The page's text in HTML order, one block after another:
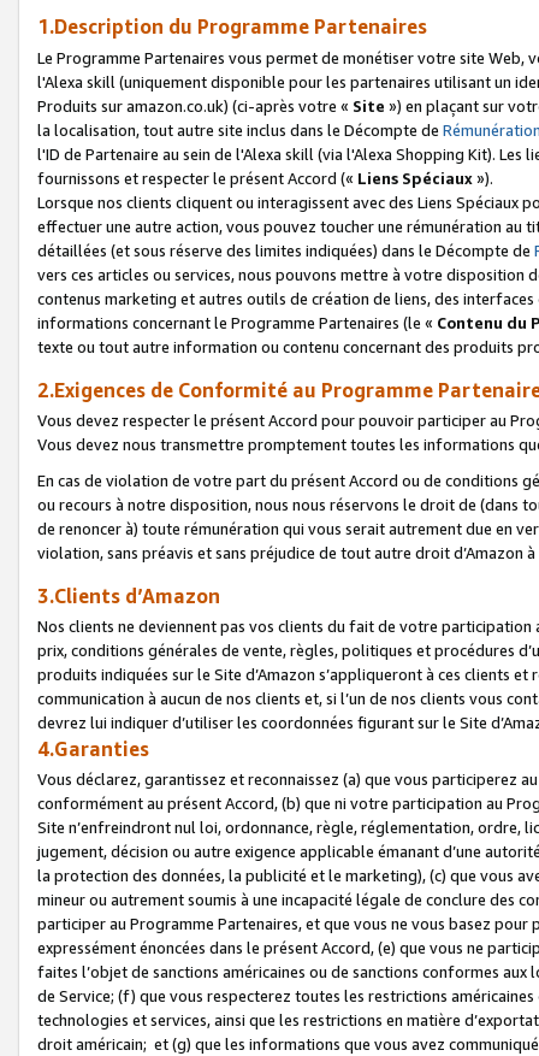
1.Description du Programme Partenaires
Le Programme Partenaires vous permet de monétiser votre site Web,
l'Alexa skill (uniquement disponible pour les partenaires utilisant un
Produits sur amazon.co.uk) (ci-après votre « Site ») en plaçant sur
la localisation, tout autre site inclus dans le Décompte de
l'ID de Partenaire au sein de l'Alexa skill (via l'Alexa Shopping Kit).
fournissons et respecter le présent Accord (« Liens Spéciaux»).
Lorsque nos clients cliquent ou interagissent avec des Liens Spéciaux
effectuer une autre action, vous pouvez toucher une rémunération
détaillées (et sous réserve des limites indiquées) dans le Décompte de
vers ces articles ou services, nous pouvons mettre à votre disposition
contenus marketing et autres outils de création de liens, des
informations concernant le Programme Partenaires (le « Contenu du
texte ou tout autre information ou contenu concernant des produits
2.Exigences de Conformité au Programme
Vous devez respecter le présent Accord pour pouvoir participer au
Vous devez nous transmettre promptement toutes les informations
En cas de violation de votre part du présent Accord ou de conditions
ou recours à notre disposition, nous nous réservons le droit de (dans
de renoncer à) toute rémunération qui vous serait autrement due en
violation, sans préavis et sans préjudice de tout autre droit
3.Clients d’Amazon
Nos clients ne deviennent pas vos clients du fait de votre
prix, conditions générales de vente, règles, politiques et procédures
produits indiquées sur le Site d’Amazon s’appliqueront à ces clients
communication à aucun de nos clients et, si l’un de nos clients vous
devrez lui indiquer d’utiliser les coordonnées figurant sur le Site
4.Garanties
Vous déclarez, garantissez et reconnaissez (a) que vous participerez
conformément au présent Accord, (b) que ni votre participation au
Site n’enfreindront nul loi, ordonnance, règle, réglementation, ordre,
jugement, décision ou autre exigence applicable émanant d’une
la protection des données, la publicité et le marketing), (c) que vous
mineur ou autrement soumis à une incapacité légale de conclure des
participer au Programme Partenaires, et que vous ne vous basez
expressément énoncées dans le présent Accord, (e) que vous ne
faites l’objet de sanctions américaines ou de sanctions conformes
de Service; (f) que vous respecterez toutes les restrictions
technologies et services, ainsi que les restrictions en matière
droit américain; et (g) que les informations que vous avez